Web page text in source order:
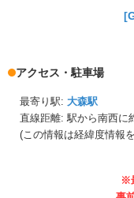
アクセス・駐車場
最寄り駅: 大森駅
直線距離: 駅から南西に
(この情報は経緯度情報